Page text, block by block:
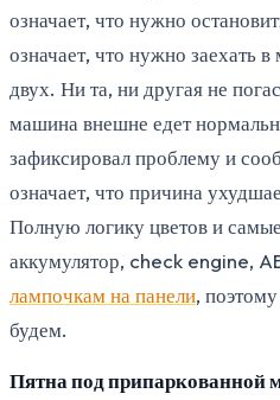
означает, что нужно
означает, что нужно заехать
двух. Ни та, ни другая не
машина внешне едет
зафиксировал проблему и
означает, что причина
Полную логику цветов и
аккумулятор, check engine,
лампочкам на панели,
будем.
Пятна под припаркованной